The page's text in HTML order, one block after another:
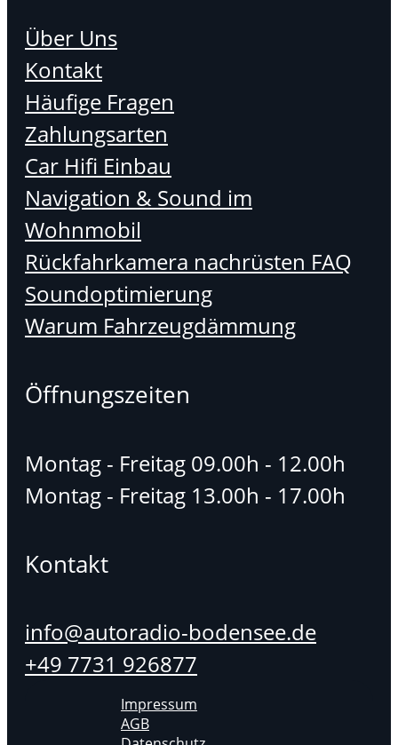
Über Uns
Kontakt
Häufige Fragen
Zahlungsarten
Car Hifi Einbau
Navigation & Sound im
Wohnmobil
Rückfahrkamera nachrüsten FAQ
Soundoptimierung
Warum Fahrzeugdämmung
Öffnungszeiten
Montag - Freitag 09.00h - 12.00h
Montag - Freitag 13.00h - 17.00h
Kontakt
info@autoradio-bodensee.de
+49 7731 926877
Impressum
AGB